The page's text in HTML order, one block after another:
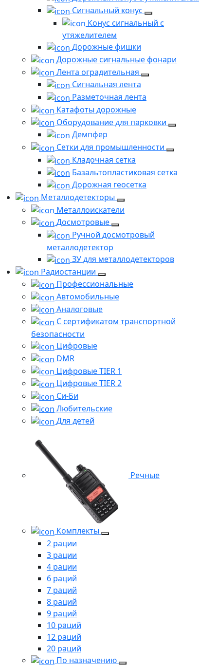
Сигнальный конус
Конус сигнальный с
утяжелителем
Дорожные фишки
Дорожные сигнальные фонари
Лента оградительная
Сигнальная лента
Разметочная лента
Катафоты дорожные
Оборудование для парковки
Демпфер
Сетки для промышленности
Кладочная сетка
Базальтопластиковая сетка
Дорожная геосетка
Металлодетекторы
Металлоискатели
Досмотровые
Ручной досмотровый
металлодетектор
ЗУ для металлодетекторов
Радиостанции
Профессиональные
Автомобильные
Аналоговые
С сертификатом транспортной
безопасности
Цифровые
DMR
Цифровые TIER 1
Цифровые TIER 2
Си-Би
Любительские
Для детей
Речные
Комплекты
2 рации
3 рации
4 рации
6 раций
7 раций
8 раций
9 раций
10 раций
12 раций
20 раций
По назначению